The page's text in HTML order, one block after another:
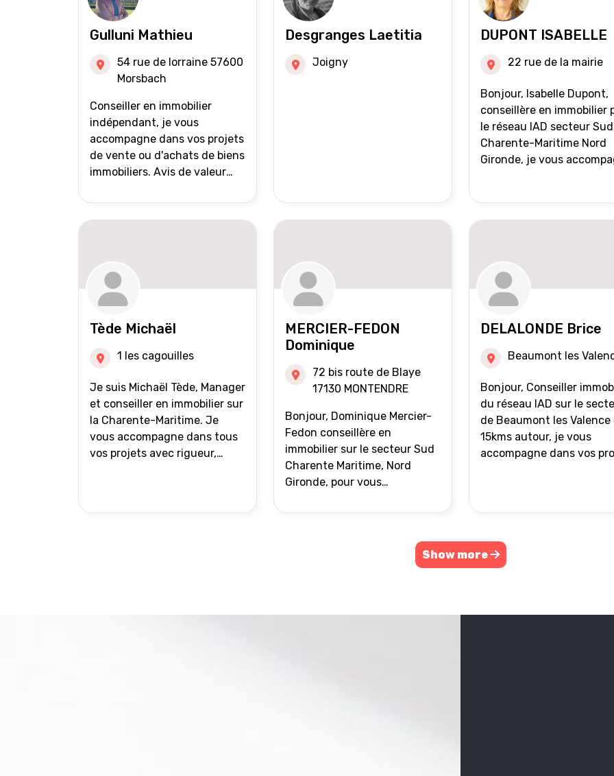
Gulluni Mathieu
54 rue de lorraine 57600
Morsbach
Conseiller en immobilier
indépendant, je vous
accompagne dans vos projets
de vente ou d'achats de biens
immobiliers. Avis de valeur
suivi personnalisés Mise en
avant du bien grâce à des
(niveau national et
international) Validation du
financement des acquéreurs
auprès de partenaires
financiers Portefeuille de
clients acquéreurs travaillé et
Vente en partage grâce au
réseau Iad France et Iad
Deutschland Inter agence
Desgranges Laetitia
Joigny
DUPONT ISABELLE
22 rue de la mairie
Bonjour, Isabelle Dupont,
conseillère en immobilier
le réseau IAD secteur Sud
Charente-Maritime Nord
Gironde, je vous
Tède Michaël
1 les cagouilles
Je suis Michaël Tède, Manager
et conseiller en immobilier sur
la Charente-Maritime. Je
vous accompagne dans tous
vos projets avec rigueur,
MERCIER-FEDON
Dominique
72 bis route de Blaye
17130 MONTENDRE
Bonjour, Dominique Mercier-
Fedon conseillère en
immobilier sur le secteur Sud
Charente Maritime, Nord
Gironde, pour vous
projets immobiliers.
DELALONDE Brice
Beaumont les
Bonjour, Conseiller immobilier
du réseau IAD sur le
de Beaumont les Valence
15kms autour, je vous
accompagne dans vos
Show more